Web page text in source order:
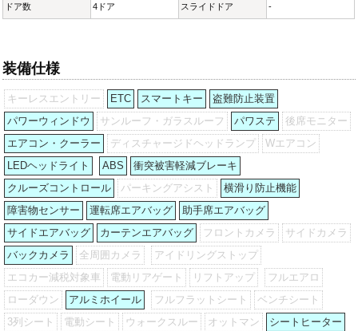
ドア数 4ドア スライドドア -
装備仕様
キーレスエントリー ETC スマートキー
盗難防止装置
パワーウィンドウ
サンルーフ・ガラスルーフ パワステ
後席モニター
エアコン・クーラー
ディスチャージドヘッドランプ
Wエアコン
LEDヘッドライト
ABS
衝突被害軽減ブレーキ
クルーズコントロール
パーキングアシスト
横滑り防止機能
障害物センサー
運転席エアバッグ
助手席エアバッグ
サイドエアバッグ
カーテンエアバッグ フロントカメラ
サイドカメラ
バックカメラ
全周囲カメラ
アイドリングストップ
エコカー減税対象車
電動リアゲート リフトアップ
フルエアロ
ローダウン
アルミホイール フルフラットシート
ベンチシート
3列シート
電動シート ウォークスルー オットマン
シートヒーター